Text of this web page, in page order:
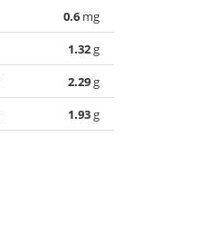
0.6 mg
1.32g
2.29g
1.93g